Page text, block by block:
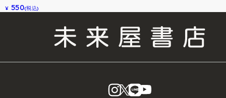
¥ 550(税込)
instagram
X LINE